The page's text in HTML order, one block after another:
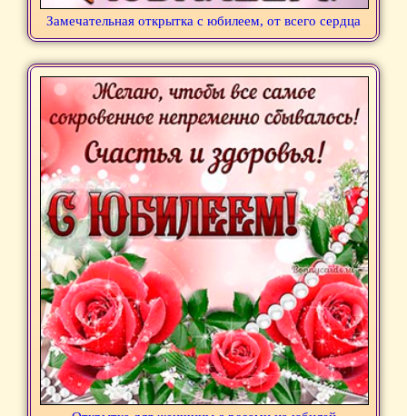
Замечательная открытка с юбилеем, от всего сердца